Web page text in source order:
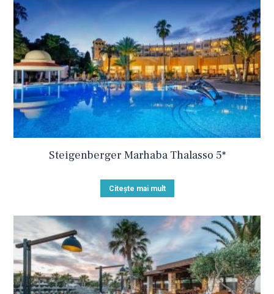
Steigenberger Marhaba Thalasso 5*
Citește mai mult